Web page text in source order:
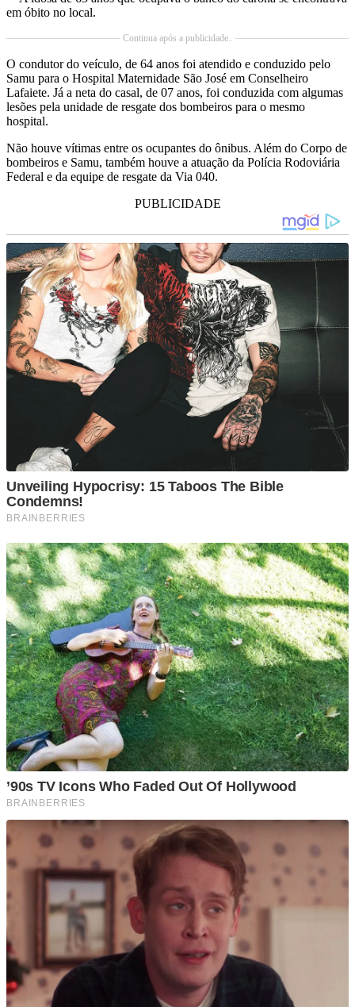
em óbito no local.
Continua após a publicidade..
O condutor do veículo, de 64 anos foi atendido e conduzido pelo
Samu para o Hospital Maternidade São José em Conselheiro
Lafaiete. Já a neta do casal, de 07 anos, foi conduzida com algumas
lesões pela unidade de resgate dos bombeiros para o mesmo
hospital.
Não houve vítimas entre os ocupantes do ônibus. Além do Corpo de
bombeiros e Samu, também houve a atuação da Polícia Rodoviária
Federal e da equipe de resgate da Via 040.
PUBLICIDADE